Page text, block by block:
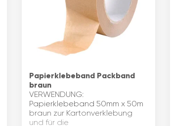
Papierklebeband Packband
braun
VERWENDUNG:
Papierklebeband 50mm x 50m
braun zur Kartonverklebung
und für die